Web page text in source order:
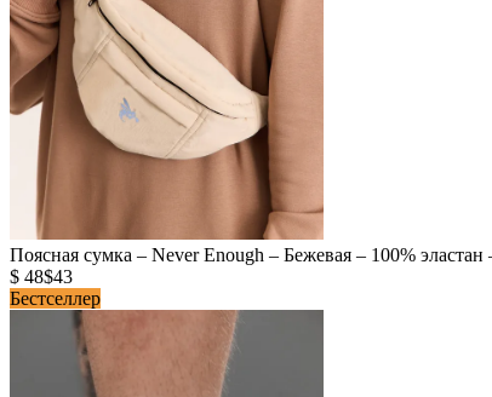
Поясная сумка – Never Enough – Бежевая – 100%
$ 48$43
Бестселлер